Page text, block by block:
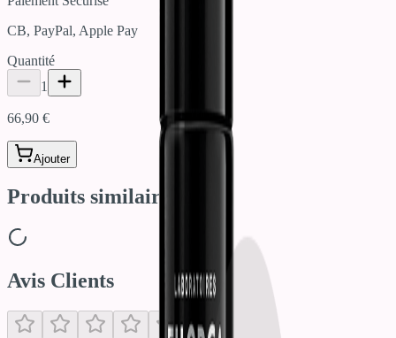
CB, PayPal, Apple Pay
Quantité
1
66,90 €
Ajouter
Produits similaires
Avis Clients